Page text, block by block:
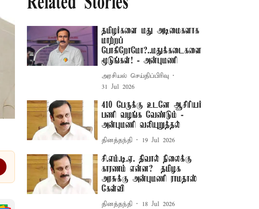
தமிழர்களை மது அடிமைகளாக
மாற்றப்
போகிறோமோ?..மதுக்கடைகளை
மூடுங்கள்! - அன்புமணி
அரசியல் செய்திப்பிரிவு
31 Jul 2026
410 பேருக்கு உடனே ஆசிரியர்
பணி வழங்க வேண்டும் -
அன்புமணி வலியுறுத்தல்
தினத்தந்தி 19 Jul 2026
சி.எம்.டி.ஏ. திவால் நிலைக்கு
காரணம் என்ன? – தமிழக
அரசுக்கு அன்புமணி ராமதாஸ்
கேள்வி
தினத்தந்தி 18 Jul 2026